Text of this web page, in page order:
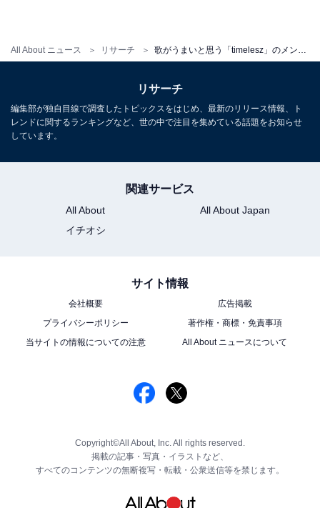
All About ニュース リサーチ 歌がうまいと思う「timelesz」のメンバーランキング！ 2位「寺西拓人」を抑えた1位は？
リサーチ
編集部が独自目線で調査したトピックスをはじめ、最新のリリース情報、ト
レンドに関するランキングなど、世の中で注目を集めている話題をお知らせ
しています。
関連サービス
All About
All About Japan
イチオシ
サイト情報
会社概要
広告掲載
プライバシーポリシー
著作権・商標・免責事項
当サイトの情報についての注意
All About ニュースについて
Copyright©All About, Inc. All rights reserved.
掲載の記事・写真・イラストなど、
すべてのコンテンツの無断複写・転載・公衆送信等を禁じます。